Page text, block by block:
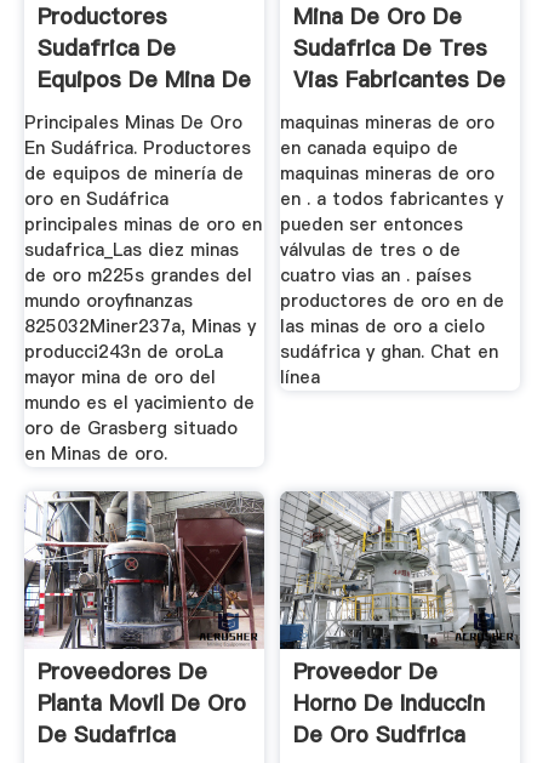
Productores
Sudafrica De
Equipos De Mina De
Oro
Principales Minas De Oro
En Sudáfrica. Productores
de equipos de minería de
oro en Sudáfrica
principales minas de oro en
sudafrica_Las diez minas
de oro m225s grandes del
mundo oroyfinanzas
825032Miner237a, Minas y
producci243n de oroLa
mayor mina de oro del
mundo es el yacimiento de
oro de Grasberg situado
en Minas de oro.
Mina De Oro De
Sudafrica De Tres
Vias Fabricantes De
Valvulas
maquinas mineras de oro
en canada equipo de
maquinas mineras de oro
en . a todos fabricantes y
pueden ser entonces
válvulas de tres o de
cuatro vias an . países
productores de oro en de
las minas de oro a cielo
sudáfrica y ghan. Chat en
línea
Proveedores De
Planta Movil De Oro
De Sudafrica
Proveedor De
Horno De Induccin
De Oro Sudfrica